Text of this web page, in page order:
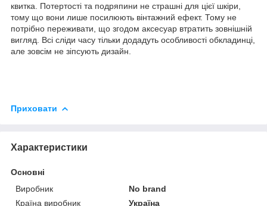
квитка. Потертості та подряпини не страшні для цієї шкіри,
тому що вони лише посилюють вінтажний ефект. Тому не
потрібно переживати, що згодом аксесуар втратить зовнішній
вигляд. Всі сліди часу тільки додадуть особливості обкладинці,
але зовсім не зіпсують дизайн.
Приховати
Характеристики
Основні
Виробник
No brand
Країна виробник
Україна